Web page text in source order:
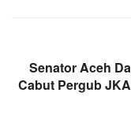
Senator Aceh
Cabut Pergub